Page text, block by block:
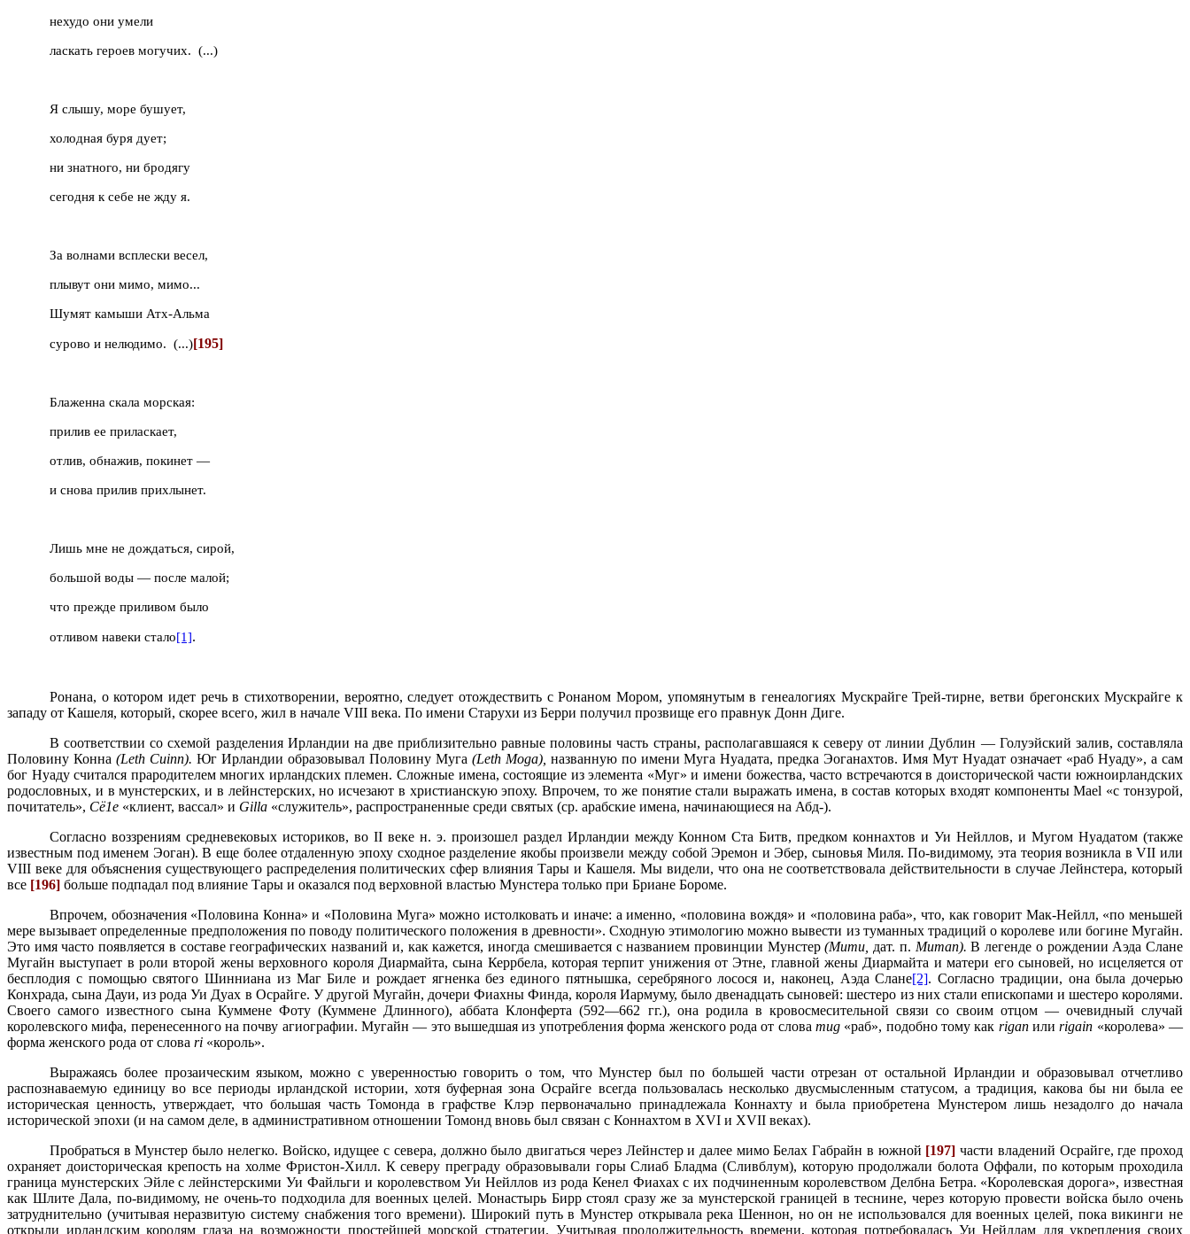
нехудо они умели
ласкать героев могучих. (...)
Я слышу, море бушует,
холодная буря дует;
ни знатного, ни бродягу
сегодня к себе не жду я.
За волнами всплески весел,
плывут они мимо, мимо...
Шумят камыши Атх-Альма
сурово и нелюдимо. (...)[195]
Блаженна скала морская:
прилив ее приласкает,
отлив, обнажив, покинет —
и снова прилив прихлынет.
Лишь мне не дождаться, сирой,
большой воды — после малой;
что прежде приливом было
отливом навеки стало[1].
Ронана, о котором идет речь в стихотворении, вероятно, следует отож­дествить с Ронаном Мором, упомянутым в генеалогиях Мускрайге Трей-тирне, ветви брегонских Мускрайге к
западу от Кашеля, который, скорее всего, жил в начале VIII века. По имени Старухи из Берри получил прозвище его правнук Донн Диге.
В соответствии со схемой разделения Ирландии на две приблизи­тельно равные половины часть страны, располагавшаяся к северу от линии Дублин — Голуэйский залив, составляла
Половину Конна (Leth Cuinn). Юг Ирландии образовывал Половину Муга (Leth Moga), названную по имени Муга Нуадата, предка Эоганахтов. Имя Мут Нуадат означает «раб Нуаду», а сам
бог Нуаду считался прародителем многих ирландских племен. Сложные имена, состоящие из элемента «Муг» и имени божества, часто встречаются в доисторической части южноирландских
родословных, и в мунстерских, и в лейнстерских, но исчезают в христианскую эпоху. Впрочем, то же понятие стали выражать имена, в состав которых входят компоненты Маеl «с тонзурой,
почитатель», Сё1е «клиент, вассал» и Gilla «служитель», распространенные среди святых (ср. арабские имена, начи­нающиеся на Абд-).
Согласно воззрениям средневековых историков, во IIвеке н. э. про­изошел раздел Ирландии между Конном Ста Битв, предком коннахтов и Уи Нейллов, и Мугом Нуадатом (также
известным под именем Эоган). В еще более отдаленную эпоху сходное разделение якобы произвели между собой Эремон и Эбер, сыновья Миля. По-видимому, эта теория возникла вVII или
VIII веке для объяснения существующего распреде­ления политических сфер влияния Тары и Кашеля. Мы видели, что она не соответствовала действительности в случае Лейнстера, который
все [196] больше подпадал под влияние Тары и оказался под верховной властью Мунстера только при Бриане Бороме.
Впрочем, обозначения «Половина Конна» и «Половина Муга» можно истолковать и иначе: а именно, «половина вождя» и «половина раба», что, как говорит Мак-Нейлл, «по меньшей
мере вызывает определенные пред­положения по поводу политического положения в древности». Сходную этимологию можно вывести из туманных традиций о королеве или богине Мугайн.
Это имя часто появляется в составе географических названий и, как кажется, иногда смешивается с названием провинции Мунстер(Мити, дат. п. Митаn).В легенде о рождении Аэда Слане
Мугайн выступает в роли второй жены верховного короля Диармайта, сына Керрбела, кото­рая терпит унижения от Этне, главной жены Диармайта и матери его сыновей, но исцеляется от
бесплодия с помощью святого Шинниана из Маг Биле и рождает ягненка без единого пятнышка, серебряного лосося и, наконец, Аэда Слане[2]. Согласно традиции, она была дочерью
Конхрада, сына Дауи, из рода Уи Дуах в Осрайге. У другой Мугайн, дочери Фиахны Финда, короля Иармуму, было двенадцать сыновей: шестеро из них стали епископами и шестеро королями.
Своего самого известного сына Куммене Фоту (Куммене Длинного), аббата Клонферта (592—662 гг.), она родила в кровосмесительной связи со своим отцом — очевидный случай
королевского мифа, перенесенного на почву агиографии. Мугайн — это вышедшая из употребления форма женского рода от слова тиg «раб», подобно тому как rigап илиrigаin «королева» —
форма женского рода от слова ri «король».
Выражаясь более прозаическим языком, можно с уверенностью гово­рить о том, что Мунстер был по большей части отрезан от остальной Ирландии и образовывал отчетливо
распознаваемую единицу во все пе­риоды ирландской истории, хотя буферная зона Осрайге всегда пользова­лась несколько двусмысленным статусом, а традиция, какова бы ни была ее
историческая ценность, утверждает, что большая часть Томонда в графстве Клэр первоначально принадлежала Коннахту и была приобрете­на Мунстером лишь незадолго до начала
исторической эпохи (и на самом деле, в административном отношении Томонд вновь был связан с Коннах­том в XVI и XVII веках).
Пробраться в Мунстер было нелегко. Войско, идущее с севера, долж­но было двигаться через Лейнстер и далее мимо Белах Габрайн в южной [197]части владений Осрайге, где проход
охраняет доисторическая крепость на холме Фристон-Хилл. К северу преграду образовывали горы Слиаб Бладма (Сливблум), которую продолжали болота Оффали, по которым проходила
граница мунстерских Эйле с лейнстерскими Уи Файльги и королевством Уи Нейллов из рода Кенел Фиахах с их подчиненным королевством Делбна Бетра. «Королевская дорога», известная
как Шли­те Дала, по-видимому, не очень-то подходила для военных целей. Монас­тырь Бирр стоял сразу же за мунстерской границей в теснине, через которую провести войска было очень
затруднительно (учитывая неразви­тую систему снабжения того времени). Широкий путь в Мунстер откры­вала река Шеннон, но он не использовался для военных целей, пока викинги не
открыли ирландским королям глаза на возможности простей­шей морской стратегии. Учитывая продолжительность времени, которая потребовалась Уи Нейллам для укрепления своих